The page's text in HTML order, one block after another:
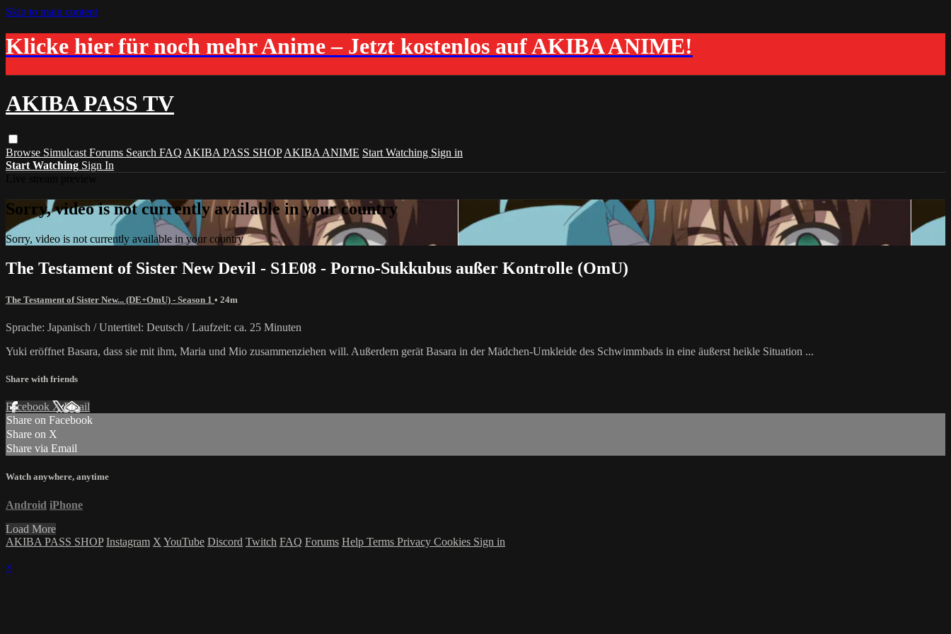
Skip to main content
Klicke hier für noch mehr Anime – Jetzt kostenlos auf AKIBA ANIME!
AKIBA PASS TV
Browse Simulcast Forums Search FAQ AKIBA PASS SHOP AKIBA ANIME Start Watching Sign in
Start Watching Sign In
Sorry, video is not currently available in your country
Sorry, video is not currently available in your country
The Testament of Sister New Devil - S1E08 - Porno-Sukkubus außer Kontrolle (OmU)
The Testament of Sister New... (DE+OmU) - Season 1 • 24m
Sprache: Japanisch / Untertitel: Deutsch / Laufzeit: ca. 25 Minuten
Yuki eröffnet Basara, dass sie mit ihm, Maria und Mio zusammenziehen will. Außerdem gerät Basara in der Mädchen-Umkleide des Schwimmbads in eine äußerst heikle Situation ...
Share with friends
Facebook XEmail
Share on Facebook
Share on X
Share via Email
Watch anywhere, anytime
Android iPhone
Load More
AKIBA PASS SHOP Instagram X YouTube Discord Twitch FAQ Forums Help Terms Privacy Cookies Sign in
×